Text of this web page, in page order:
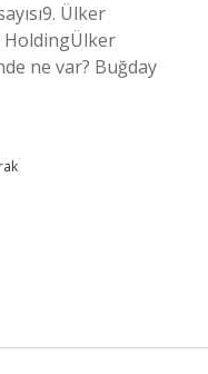
Ülker
HoldingÜlker
ne var? Buğday